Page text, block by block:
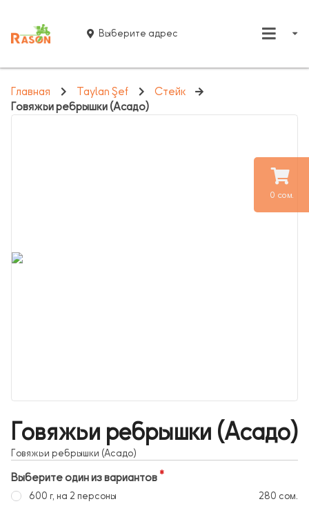
0 сом.
Выберите адрес
Главная Taylan Şef
Стейк
Говяжьи ребрышки (Асадо)
Говяжьи ребрышки (Асадо)
Говяжьи ребрышки (Асадо)
Выберите один из вариантов
600 г, на 2 персоны
280 сом.